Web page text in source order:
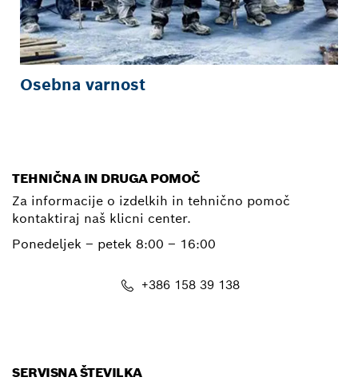
Osebna varnost
TEHNIČNA IN DRUGA POMOČ
Za informacije o izdelkih in tehnično pomoč
kontaktiraj naš klicni center.
Ponedeljek – petek 8:00 – 16:00
+386 158 39 138
SERVISNA ŠTEVILKA